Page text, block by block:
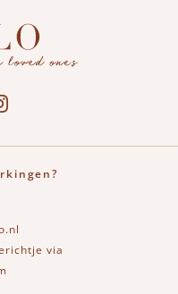
onze Instagram pagina
via